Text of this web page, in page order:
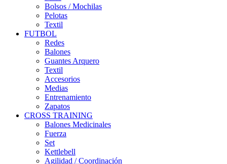
Bolsos / Mochilas
Pelotas
Textil
FUTBOL
Redes
Balones
Guantes Arquero
Textil
Accesorios
Medias
Entrenamiento
Zapatos
CROSS TRAINING
Balones Medicinales
Fuerza
Set
Kettlebell
Agilidad / Coordinación